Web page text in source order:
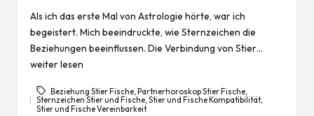
Als ich das erste Mal von Astrologie hörte, war ich
begeistert. Mich beeindruckte, wie Sternzeichen die
Beziehungen beeinflussen. Die Verbindung von Stier…
weiter lesen
Tags:
Beziehung Stier Fische, Partnerhoroskop Stier Fische,
Sternzeichen Stier und Fische,Stier und Fische Kompatibilität,
Stier und Fische Vereinbarkeit